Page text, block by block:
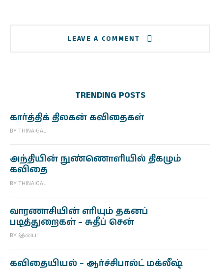
LEAVE A COMMENT
TRENDING POSTS
கார்த்திக் திலகன் கவிதைகள்
BY THINAIGAL
அந்தியின் நுண்ணொளியில் திகழும்
கவிதை
BY THINAIGAL
வாரணாசியின் எரியும் தகனப்
படித்துறைகள் – சுதீப் சென்
BY இன்பா
கவிதையியல் – ஆர்ச்சிபால்ட் மக்லீஷ்